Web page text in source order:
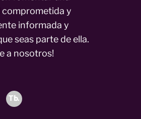
y
informada y
seas parte de ella.
a nosotros!
Tb.